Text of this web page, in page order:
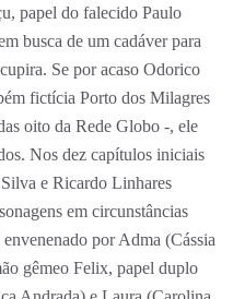
papel do falecido Paulo
busca de um cadáver para
Se por acaso Odorico
fictícia Porto dos Milagres
oito da Rede Globo -, ele
Nos dez capítulos iniciais
e Ricardo Linhares
em circunstâncias
por Adma (Cássia
gêmeo Felix, papel duplo